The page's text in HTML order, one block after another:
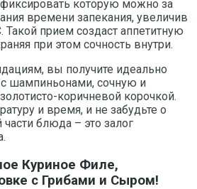
которую можно за
времени запекания, увеличив
Такой прием создаст аппетитную
при этом сочность внутри.
вы получите идеально
шампиньонами, сочную и
коричневой корочкой.
и время, и не забудьте о
блюда – это залог
Куриное Филе,
с Грибами и Сыром!